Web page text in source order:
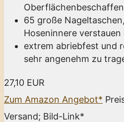
65 große
Hoseninnere verstauen
extrem abriebfest und
sehr angenehm zu
27,10 EUR
Zum Amazon Angebot*
Versand; Bild-Link*